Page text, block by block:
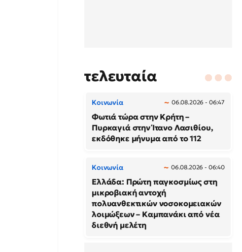
τελευταία
Κοινωνία 06.08.2026 - 06:47
Φωτιά τώρα στην Κρήτη –
Πυρκαγιά στην Ίτανο Λασιθίου,
εκδόθηκε μήνυμα από το 112
Κοινωνία 06.08.2026 - 06:40
Ελλάδα: Πρώτη παγκοσμίως στη
μικροβιακή αντοχή
πολυανθεκτικών νοσοκομειακών
λοιμώξεων – Καμπανάκι από νέα
διεθνή μελέτη